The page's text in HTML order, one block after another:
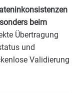
beim
Übertragung
und
Validierung